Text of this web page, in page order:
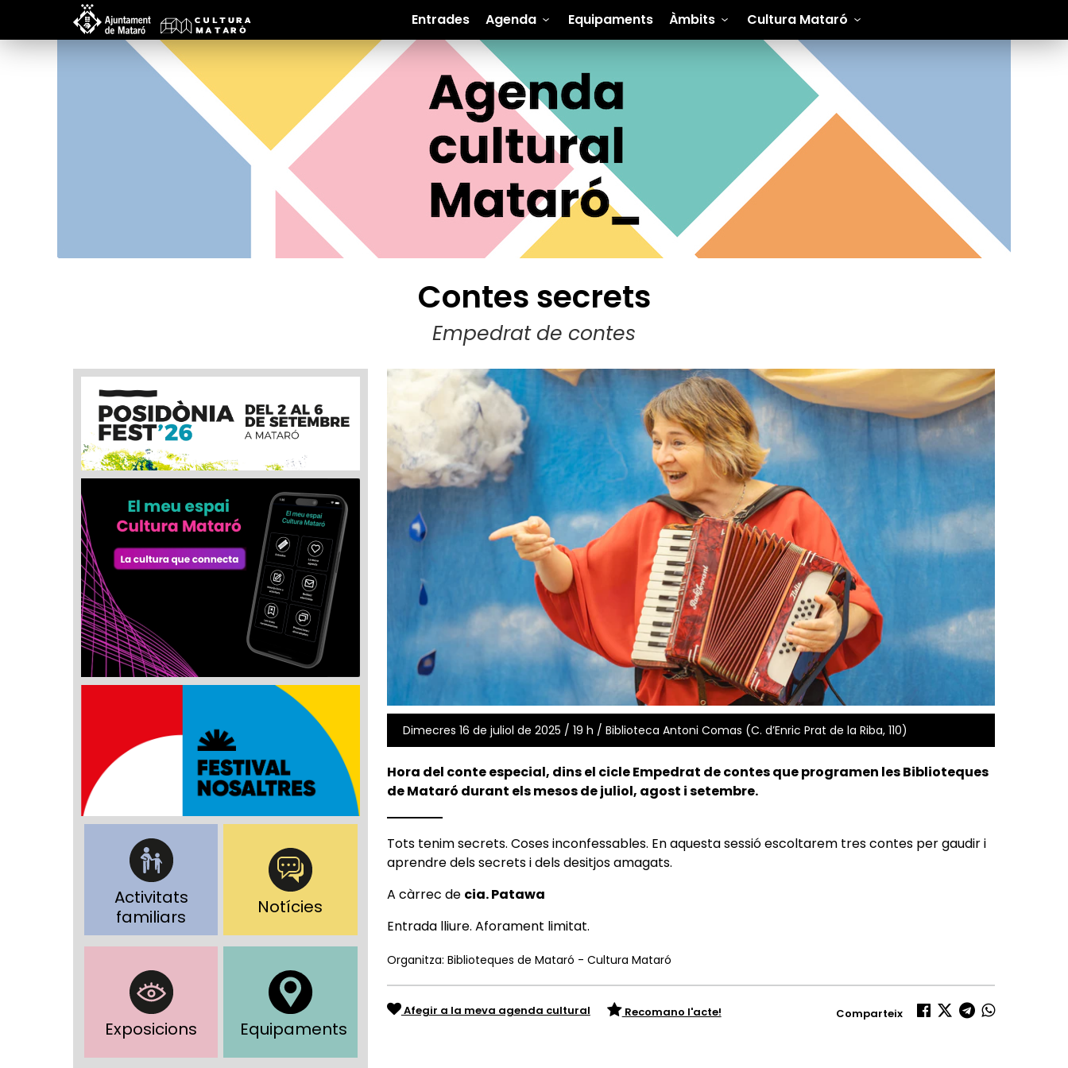
Entrades Agenda Equipaments Àmbits Cultura Mataró
Contes secrets
Empedrat de contes
Activitats
familiars
Notícies
Exposicions Equipaments
Dimecres 16 de juliol de 2025 / 19 h / Biblioteca Antoni Comas (C. d’Enric Prat de la Riba, 110)
Hora del conte especial, dins el cicle Empedrat de contes que programen les Biblioteques
de Mataró durant els mesos de juliol, agost i setembre.
Tots tenim secrets. Coses inconfessables. En aquesta sessió escoltarem tres contes per gaudir i
aprendre dels secrets i dels desitjos amagats.
A càrrec de cia. Patawa
Entrada lliure. Aforament limitat.
Organitza: Biblioteques de Mataró - Cultura Mataró
Afegir a la meva agenda cultural Recomano l'acte! Comparteix